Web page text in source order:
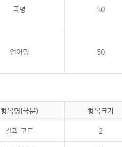
국명 50
언어명 50
항목명(국문) 항목크기
결과 코드 2